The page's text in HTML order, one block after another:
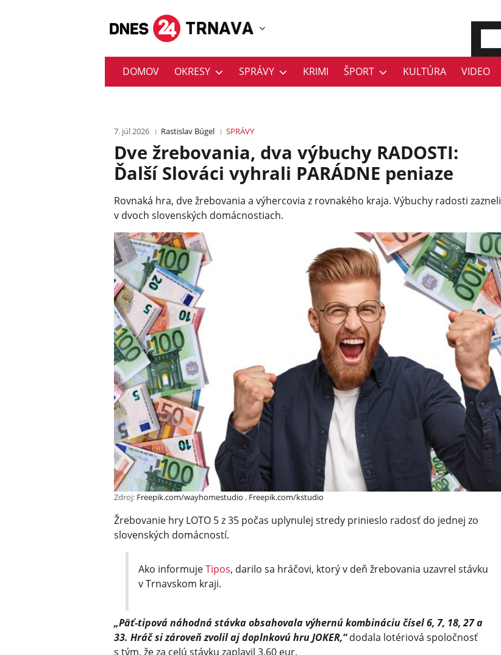
DOMOV OKRESY SPRÁVY KRIMI ŠPORT KULTÚRA VIDEO
7. júl 2026 Rastislav Búgel SPRÁVY
Dve žrebovania, dva výbuchy RADOSTI:
Ďalší Slováci vyhrali PARÁDNE peniaze
Rovnaká hra, dve žrebovania a výhercovia z rovnakého kraja. Výbuchy radosti zazneli
v dvoch slovenských domácnostiach.
Zdroj: Freepik.com/wayhomestudio , Freepik.com/kstudio
Žrebovanie hry LOTO 5 z 35 počas uplynulej stredy prinieslo radosť do jednej zo
slovenských domácností.
Ako informujeTipos, darilo sa hráčovi, ktorý v deň žrebovania uzavrel stávku
v Trnavskom kraji.
„Päť-tipová náhodná stávka obsahovala výhernú kombináciu čísel 6, 7, 18, 27 a
33. Hráč si zároveň zvolil aj doplnkovú hru JOKER,“dodala lotériová spoločnosť
s tým, že za celú stávku zaplavil 3,60 eur.